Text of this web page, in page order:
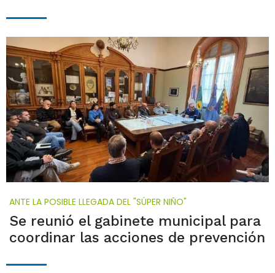
ANTE LA POSIBLE LLEGADA DEL "SÚPER NIÑO"
Se reunió el gabinete municipal para
coordinar las acciones de prevención